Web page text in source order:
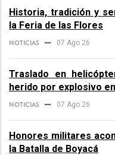
Historia, tradición y
la Feria de las Flores
NOTICIAS 07 Ago 26
Traslado en
herido por explosivo
NOTICIAS 07 Ago 26
Honores militares
la Batalla de Boyacá